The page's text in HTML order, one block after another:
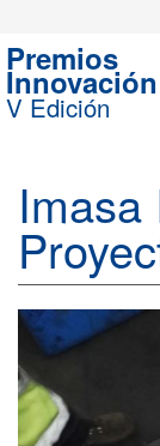
Premios
V Edición
Imasa